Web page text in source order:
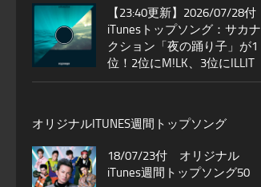
【23:40更新】2026/07/28付
iTunesトップソング：サカナ
クション「夜の踊り子」が1
位！2位にM!LK、3位にILLIT
オリジナルITUNES週間トップソング
18/07/23付 オリジナル
iTunes週間トップソング50